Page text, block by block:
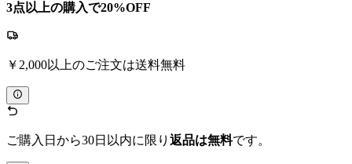
3点以上の購入で20%OFF
￥2,000以上のご注文は送料無料
ご購入日から30日以内に限り 返品は無料です。